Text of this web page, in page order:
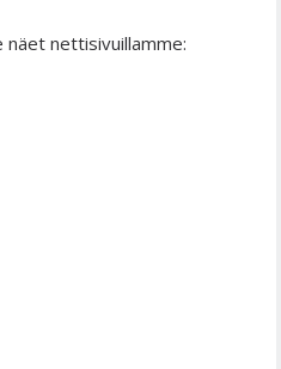
näet nettisivuillamme: